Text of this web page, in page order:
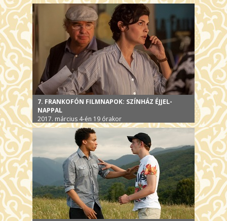
7. FRANKOFÓN FILMNAPOK: SZÍNHÁZ ÉJJEL-
NAPPAL
2017. március 4-én 19 órakor